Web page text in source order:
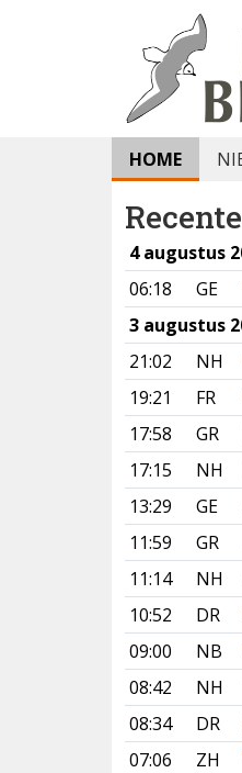
HOME
4 augustus
06:18
GE
3 augustus
21:02
NH
19:21
FR
17:58
GR
17:15
NH
13:29
GE
11:59
GR
11:14
NH
10:52
DR
09:00
NB
08:42
NH
08:34
DR
07:06
ZH